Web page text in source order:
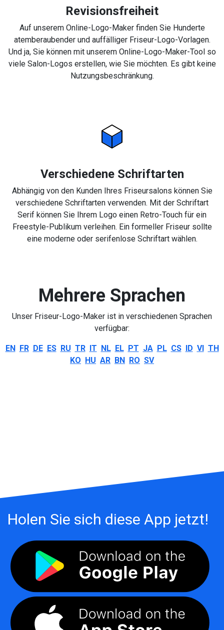
Revisionsfreiheit
Auf unserem Online-Logo-Maker finden Sie Hunderte
atemberaubender und auffälliger Friseur-Logo-Vorlagen.
Und ja, Sie können mit unserem Online-Logo-Maker-Tool so
viele Salon-Logos erstellen, wie Sie möchten. Es gibt keine
Nutzungsbeschränkung.
Verschiedene Schriftarten
Abhängig von den Kunden Ihres Friseursalons können Sie
verschiedene Schriftarten verwenden. Mit der Schriftart
Serif können Sie Ihrem Logo einen Retro-Touch für ein
Freestyle-Publikum verleihen. Ein formeller Friseur sollte
eine moderne oder serifenlose Schriftart wählen.
Mehrere Sprachen
Unser Friseur-Logo-Maker ist in verschiedenen Sprachen
verfügbar:
EN FR DE ES RU TR IT NL EL PT JA PL CS ID VI TH
KO HU AR BN RO SV
Holen Sie sich diese App jetzt!